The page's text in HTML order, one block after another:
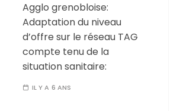
Agglo grenobloise:
Adaptation du niveau
d’offre sur le réseau TAG
compte tenu de la
situation sanitaire:
IL Y A 6 ANS